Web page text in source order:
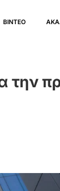
ΒΙΝΤΕΟ
την